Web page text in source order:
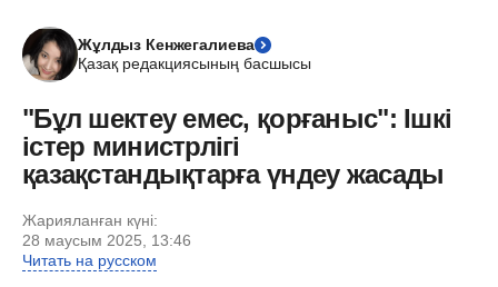
Жұлдыз Кенжегалиева
Қазақ редакциясының басшысы
"Бұл шектеу емес, қорғаныс": Ішкі
істер министрлігі
қазақстандықтарға үндеу жасады
Жарияланған күні:
28 маусым 2025, 13:46
Читать на русском